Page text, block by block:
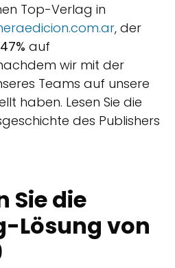
Top-Verlag in
, der
auf
wir mit der
Teams auf unsere
haben. Lesen Sie die
des Publishers
Sie die
Lösung von